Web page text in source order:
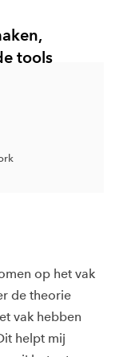
tools
op het vak
de theorie
vak hebben
helpt mij